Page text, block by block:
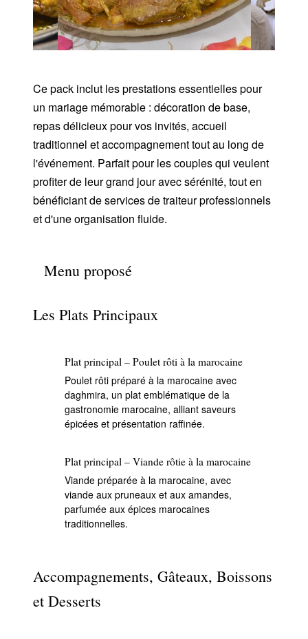
Ce pack inclut les prestations essentielles pour
un mariage mémorable : décoration de base,
repas délicieux pour vos invités, accueil
traditionnel et accompagnement tout au long de
l'événement. Parfait pour les couples qui veulent
profiter de leur grand jour avec sérénité, tout en
bénéficiant de services de traiteur professionnels
et d'une organisation fluide.
Menu proposé
Les Plats Principaux
Plat principal – Poulet rôti à la marocaine
Poulet rôti préparé à la marocaine avec
daghmira, un plat emblématique de la
gastronomie marocaine, alliant saveurs
épicées et présentation raffinée.
Plat principal – Viande rôtie à la marocaine
Viande préparée à la marocaine, avec
viande aux pruneaux et aux amandes,
parfumée aux épices marocaines
traditionnelles.
Accompagnements, Gâteaux, Boissons
et Desserts